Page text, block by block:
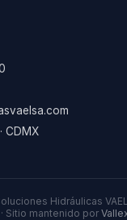
CDMX
Hidráulicas
· Sitio mantenido por